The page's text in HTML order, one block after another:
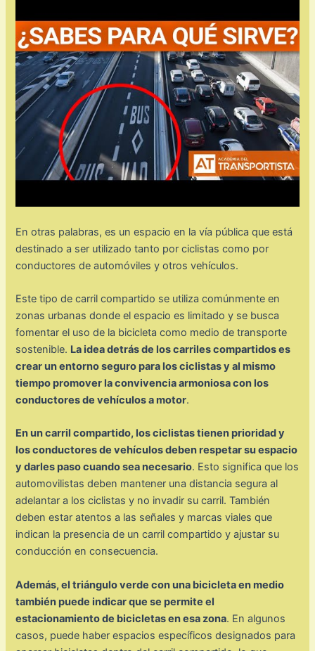
En otras palabras, es un espacio en la vía pública que está
destinado a ser utilizado tanto por ciclistas como por
conductores de automóviles y otros vehículos.
Este tipo de carril compartido se utiliza comúnmente en
zonas urbanas donde el espacio es limitado y se busca
fomentar el uso de la bicicleta como medio de transporte
sostenible. La idea detrás de los carriles compartidos es
crear un entorno seguro para los ciclistas y al mismo
tiempo promover la convivencia armoniosa con los
conductores de vehículos a motor.
En un carril compartido, los ciclistas tienen prioridad y
los conductores de vehículos deben respetar su espacio
y darles paso cuando sea necesario. Esto significa que los
automovilistas deben mantener una distancia segura al
adelantar a los ciclistas y no invadir su carril. También
deben estar atentos a las señales y marcas viales que
indican la presencia de un carril compartido y ajustar su
conducción en consecuencia.
Además, el triángulo verde con una bicicleta en medio
también puede indicar que se permite el
estacionamiento de bicicletas en esa zona. En algunos
casos, puede haber espacios específicos designados para